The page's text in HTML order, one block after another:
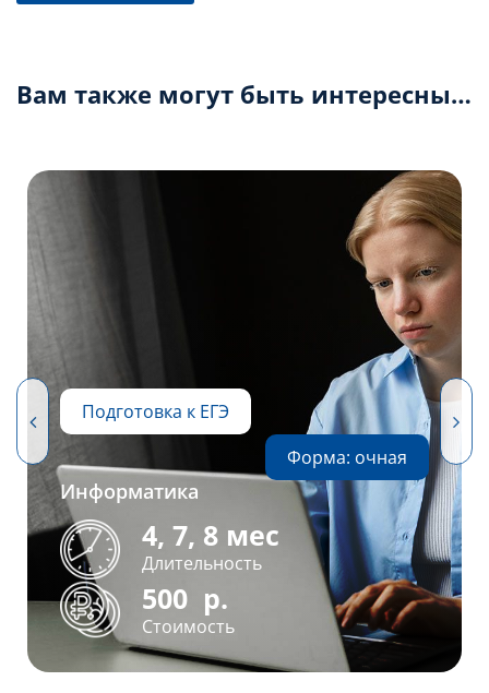
Вам также могут быть интересны…
Подготовка к ЕГЭ
Форма: очная
Информатика
4, 7, 8 мес
Длительность
500 р.
Стоимость